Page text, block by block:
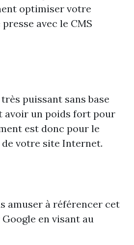
optimiser votre
avec le CMS
puissant sans base
avoir un poids fort pour
est donc pour le
votre site Internet.
amuser à référencer cet
en visant au